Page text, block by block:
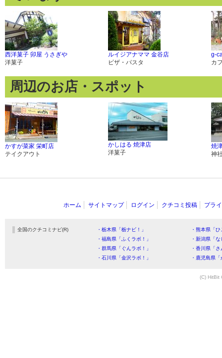
西洋菓子 卯屋 うさぎや
洋菓子
ルイジアナママ 金谷店
ピザ・パスタ
g-
カ
周辺のお店・スポット
かすが菜家 栄町店
テイクアウト
かしはる 焼津店
洋菓子
焼
神
ホーム サイトマップ ログイン クチコミ投稿 プラ
全国のクチコミナビ(R) ・栃木県「栃ナビ！」
・熊本県「
・福島県「ふくラボ！」
・新潟県「
・群馬県「ぐんラボ！」
・香川県「
・石川県「金沢ラボ！」
・鹿児島県
(C) HitBit